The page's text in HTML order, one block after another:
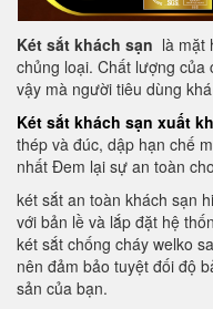
Két sắt khách sạn là mặt
chủng loại. Chất lượng của
vậy mà người tiêu dùng
Két sắt khách sạn xuất
thép và đúc, dập hạn chế
nhất Đem lại sự an toàn
két sắt an toàn khách sạn
với bản lề và lắp đặt hệ
két sắt chống cháy welko
nên đảm bảo tuyệt đối độ
sản của bạn.